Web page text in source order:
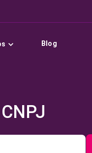
Blog